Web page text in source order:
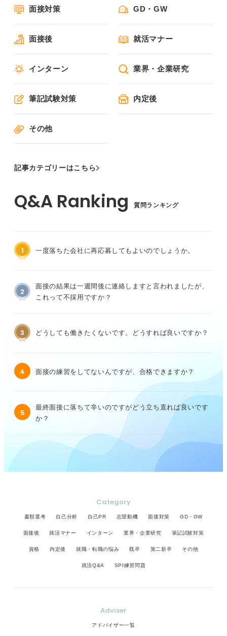
面接対策 GD・GW
面接後 就活マナー
インターン 業界・企業研究
筆記試験対策 内定後
その他
記事カテゴリーはこちら
質問ランキング
1 一度落ちた会社に再応募してもよいのでしょうか。
2
面接の結果は一週間後に連絡しますと言われましたが、
これって不採用ですか？
3 どうしても働きたくないです。どうすれば良いですか？
4 面接の練習をしてないんですが、合格できますか？
5
最終面接に落ちて辛いのですがどう立ち直れば良いです
か？
Category
書類選考 自己分析 自己PR 志望動機 面接対策 GD・GW
面接後 就活マナー インターン 業界・企業研究 筆記試験対策
資格 内定後 就職・転職の悩み 既卒 第二新卒 その他
就活Q&A SPI練習問題
Adviser
アドバイザー一覧